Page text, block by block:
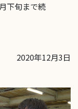
下旬まで続
2020年12月3日